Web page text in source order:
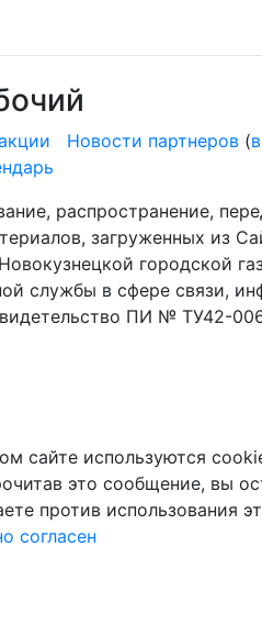
Новости партнеров (
распространение,
загруженных из
городской
службы в сфере связи,
ПИ № ТУ42-
сайте используются
это сообщение, вы
против использования
согласен